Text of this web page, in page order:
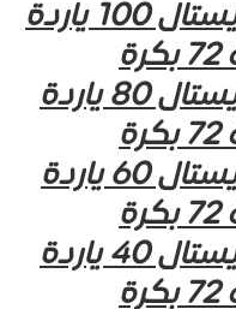
سعر بكرة سلوتيب كريستال 100 ياردة
سعر بكرة سلوتيب كريستال 80 ياردة
سعر بكرة سلوتيب كريستال 60 ياردة
سعر بكرة سلوتيب كريستال 40 ياردة